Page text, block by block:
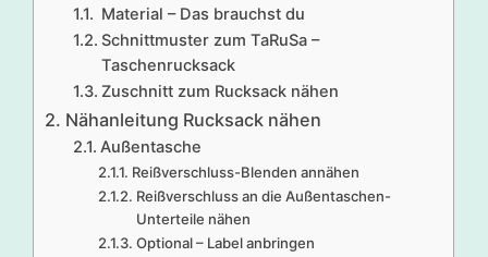
Material – Das brauchst du
Schnittmuster zum TaRuSa –
Taschenrucksack
Zuschnitt zum Rucksack nähen
Nähanleitung Rucksack nähen
Außentasche
Reißverschluss-Blenden annähen
Reißverschluss an die Außentaschen-
Unterteile nähen
Optional – Label anbringen